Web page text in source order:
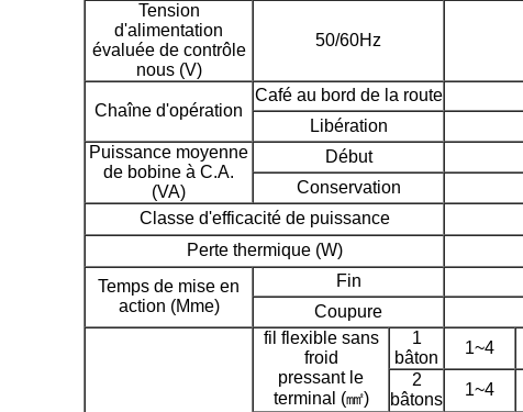
Tension
d'alimentation
évaluée de contrôle
nous (V)
50/60Hz
Chaîne d'opération
Café au bord de la route
Libération
Puissance moyenne
de bobine à C.A.
(VA)
Début
Conservation
Classe d'efficacité de puissance
Perte thermique (W)
Temps de mise en
action (Mme)
Fin
Coupure
fil flexible sans
froid
pressant le
terminal (㎟)
1
bâton
1~4
2
bâtons
1~4